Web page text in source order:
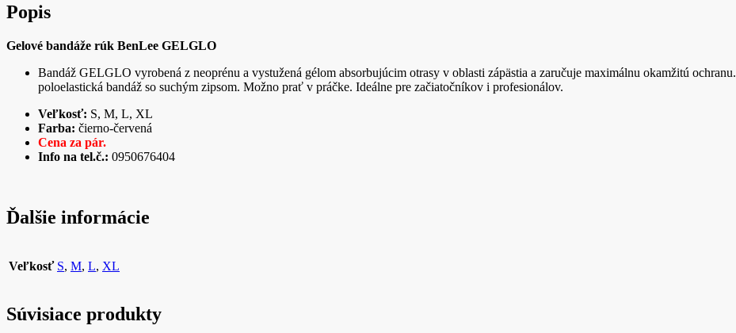
Popis
Gelové bandáže rúk BenLee GELGLO
Bandáž GELGLO vyrobená z neoprénu a vystužená gélom absorbujúcim otrasy v oblasti zápästia a zaručuje maximálnu okamžitú ochranu.
poloelastická bandáž so suchým zipsom. Možno prať v práčke. Ideálne pre začiatočníkov i profesionálov.
Veľkosť: S, M, L, XL
Farba: čierno-červená
Cena za pár.
Info na tel.č.: 0950676404
Ďalšie informácie
Veľkosť S, M, L, XL
Súvisiace produkty